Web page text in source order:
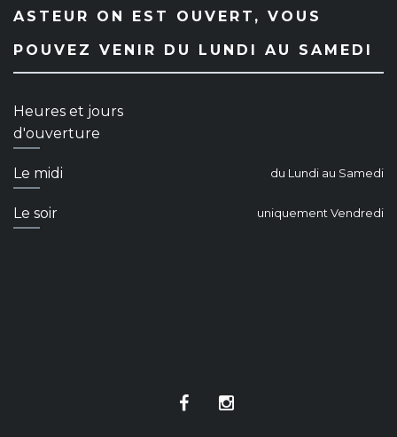
ASTEUR ON EST OUVERT, VOUS
POUVEZ VENIR DU LUNDI AU SAMEDI
Heures et jours
d'ouverture
Le midi du Lundi au Samedi
Le soir uniquement Vendredi